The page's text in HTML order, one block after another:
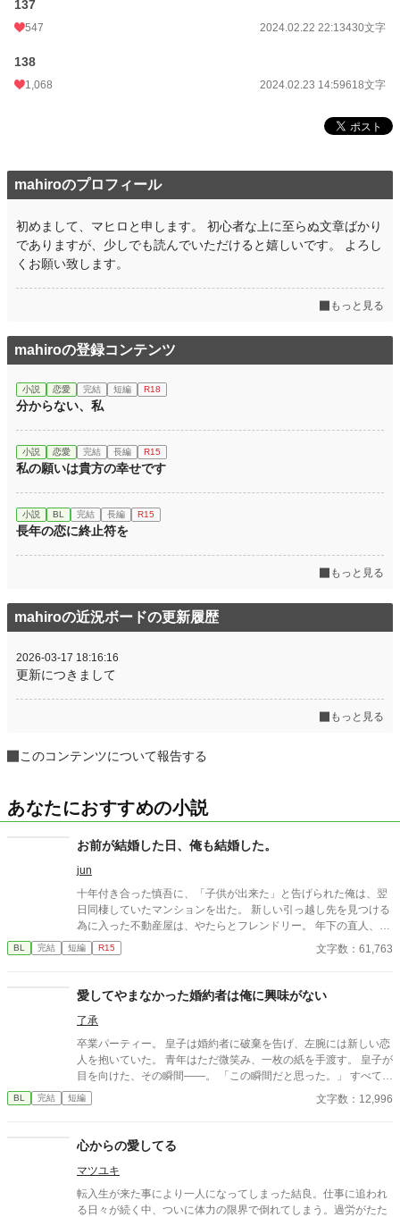
137
547 2024.02.22 22:13430文字
138
1,068 2024.02.23 14:59618文字
mahiroのプロフィール
初めまして、マヒロと申します。 初心者な上に至らぬ文章ばかり
でありますが、少しでも読んでいただけると嬉しいです。 よろし
くお願い致します。
もっと見る
mahiroの登録コンテンツ
小説 恋愛 完結 短編 R18
分からない、私
小説 恋愛 完結 長編 R15
私の願いは貴方の幸せです
小説 BL 完結 長編 R15
長年の恋に終止符を
もっと見る
mahiroの近況ボードの更新履歴
2026-03-17 18:16:16
更新につきまして
もっと見る
このコンテンツについて報告する
あなたにおすすめの小説
お前が結婚した日、俺も結婚した。
jun
十年付き合った慎吾に、「子供が出来た」と告げられた俺は、翌
日同棲していたマンションを出た。 新しい引っ越し先を見つける
為に入った不動産屋は、やたらとフレンドリー。 年下の直人、中
学の同級生で妻となった志帆、そして別れた恋人の慎吾と妻の美
咲、絡まりまくった糸を解すことは出来るのか。そして本田 蓮
界のお話しです。気になる箇所が多々あると思いますが、さら〜
っと読んで頂けると有り難いです。 ＊初回2話、本編書き終わる
までは1日1話、10時投稿となります。
BL 完結 短編 R15 文字数：61,763
愛してやまなかった婚約者は俺に興味がない
了承
卒業パーティー。 皇子は婚約者に破棄を告げ、左腕には新しい恋
人を抱いていた。 青年はただ微笑み、一枚の紙を手渡す。 皇子が
目を向けた、その瞬間——。 「この瞬間だと思った。」 すべてを
愛で終わらせた、沈黙の恋の物語。 IFストーリーあり 誤字あ
れば報告お願いします！
BL 完結 短編 文字数：12,996
心からの愛してる
マツユキ
転入生が来た事により一人になってしまった結良。仕事に追われ
る日々が続く中、ついに体力の限界で倒れてしまう。過労がたた